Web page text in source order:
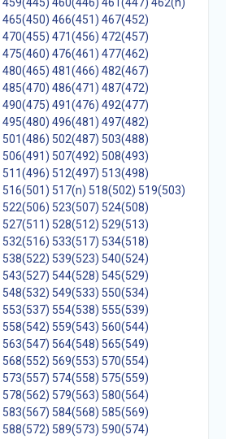
465(450) 466(451) 467(452)
470(455) 471(456) 472(457)
475(460) 476(461) 477(462)
480(465) 481(466) 482(467)
485(470) 486(471) 487(472)
490(475) 491(476) 492(477)
495(480) 496(481) 497(482)
501(486) 502(487) 503(488)
506(491) 507(492) 508(493)
511(496) 512(497) 513(498)
516(501) 517(n) 518(502) 519(503)
522(506) 523(507) 524(508)
527(511) 528(512) 529(513)
532(516) 533(517) 534(518)
538(522) 539(523) 540(524)
543(527) 544(528) 545(529)
548(532) 549(533) 550(534)
553(537) 554(538) 555(539)
558(542) 559(543) 560(544)
563(547) 564(548) 565(549)
568(552) 569(553) 570(554)
573(557) 574(558) 575(559)
578(562) 579(563) 580(564)
583(567) 584(568) 585(569)
588(572) 589(573) 590(574)